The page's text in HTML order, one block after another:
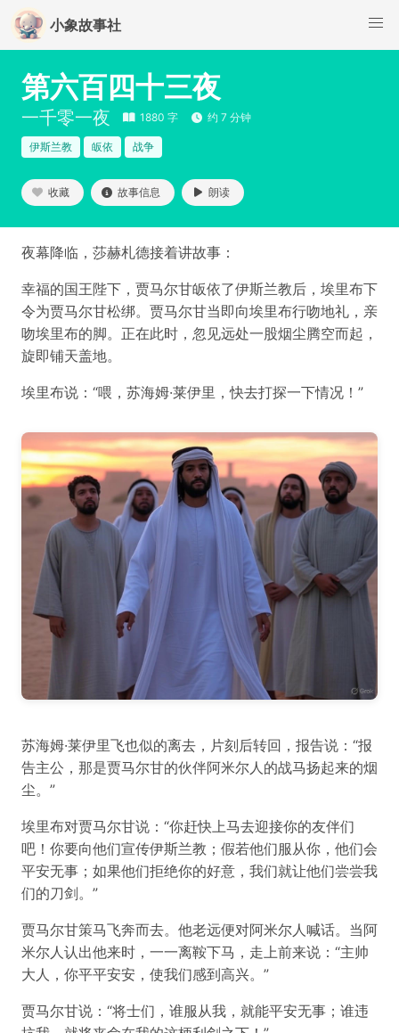
小象故事社
第六百四十三夜
一千零一夜 1880 字 约 7 分钟
伊斯兰教 皈依 战争
收藏 故事信息 朗读
夜幕降临，莎赫札德接着讲故事：
幸福的国王陛下，贾马尔甘皈依了伊斯兰教后，埃里布下
令为贾马尔甘松绑。贾马尔甘当即向埃里布行吻地礼，亲
吻埃里布的脚。正在此时，忽见远处一股烟尘腾空而起，
旋即铺天盖地。
埃里布说：“喂，苏海姆·莱伊里，快去打探一下情况！”
苏海姆·莱伊里飞也似的离去，片刻后转回，报告说：“报
告主公，那是贾马尔甘的伙伴阿米尔人的战马扬起来的烟
尘。”
埃里布对贾马尔甘说：“你赶快上马去迎接你的友伴们
吧！你要向他们宣传伊斯兰教；假若他们服从你，他们会
平安无事；如果他们拒绝你的好意，我们就让他们尝尝我
们的刀剑。”
贾马尔甘策马飞奔而去。他老远便对阿米尔人喊话。当阿
米尔人认出他来时，一一离鞍下马，走上前来说：“主帅
大人，你平平安安，使我们感到高兴。”
贾马尔甘说：“将士们，谁服从我，就能平安无事；谁违